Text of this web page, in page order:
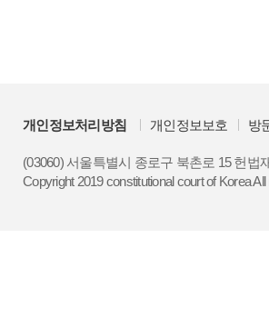
개인정보처리방침 개인정보보호 방
(03060) 서울특별시 종로구 북촌로 15 헌법
Copyright 2019 constitutional court of Korea